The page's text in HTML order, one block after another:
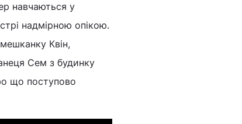
навчаються у
надмірною опікою.
Квін,
Сем з будинку
що поступово